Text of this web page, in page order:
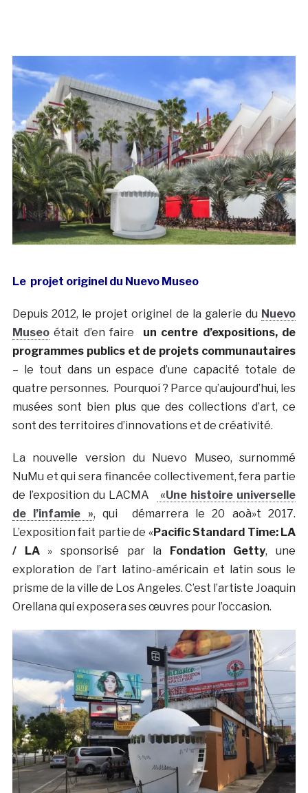
Le projet originel du Nuevo Museo
Depuis 2012, le projet originel de la galerie du Nuevo
Museoétait d’en faire un centre d’expositions, de
programmes publics et de projets communautaires
– le tout dans un espace d’une capacité totale de
quatre personnes. Pourquoi ? Parce qu’aujourd’hui, les
musées sont bien plus que des collections d’art, ce
sont des territoires d’innovations et de créativité.
La nouvelle version du Nuevo Museo, surnommé
NuMu et qui sera financée collectivement, fera partie
de l’exposition du LACMA
«Une histoire universelle
de l’infamie », qui démarrera le 20 aoà»t 2017.
L’exposition fait partie de «Pacific Standard Time: LA
/ LA» sponsorisé par la Fondation Getty, une
exploration de l’art latino-américain et latin sous le
prisme de la ville de Los Angeles. C’est l’artiste Joaquin
Orellana qui exposera ses œuvres pour l’occasion.